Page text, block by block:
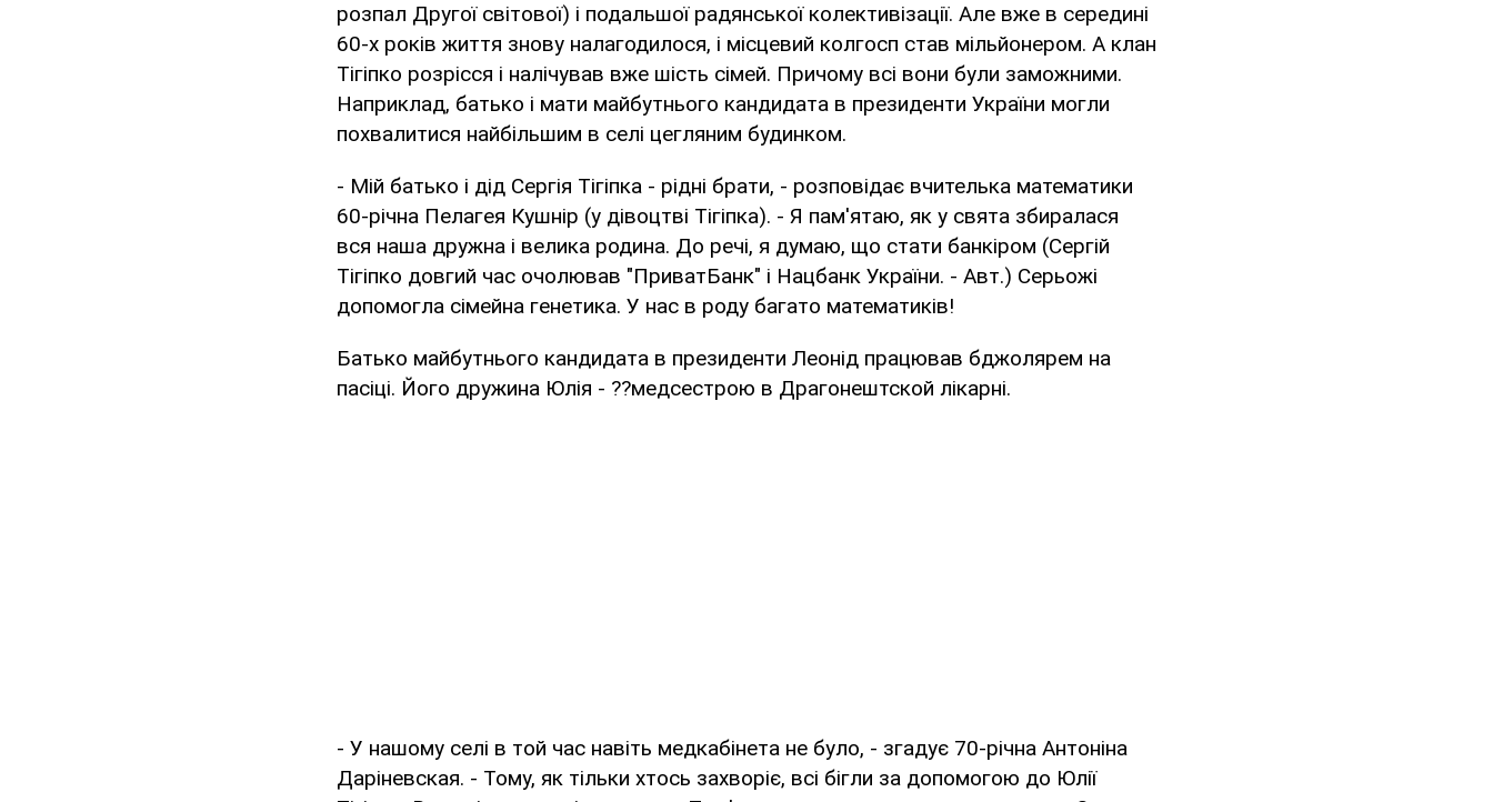
розпал Другої світової) і подальшої радянської колективізації. Але вже в середині
60-х років життя знову налагодилося, і місцевий колгосп став мільйонером. А клан
Тігіпко розрісся і налічував вже шість сімей. Причому всі вони були заможними.
Наприклад, батько і мати майбутнього кандидата в президенти України могли
похвалитися найбільшим в селі цегляним будинком.
- Мій батько і дід Сергія Тігіпка - рідні брати, - розповідає вчителька математики
60-річна Пелагея Кушнір (у дівоцтві Тігіпка). - Я пам'ятаю, як у свята збиралася
вся наша дружна і велика родина. До речі, я думаю, що стати банкіром (Сергій
Тігіпко довгий час очолював "ПриватБанк" і Нацбанк України. - Авт.) Серьожі
допомогла сімейна генетика. У нас в роду багато математиків!
Батько майбутнього кандидата в президенти Леонід працював бджолярем на
пасіці. Його дружина Юлія - ??медсестрою в Драгонештской лікарні.
- У нашому селі в той час навіть медкабінета не було, - згадує 70-річна Антоніна
Даріневская. - Тому, як тільки хтось захворіє, всі бігли за допомогою до Юлії